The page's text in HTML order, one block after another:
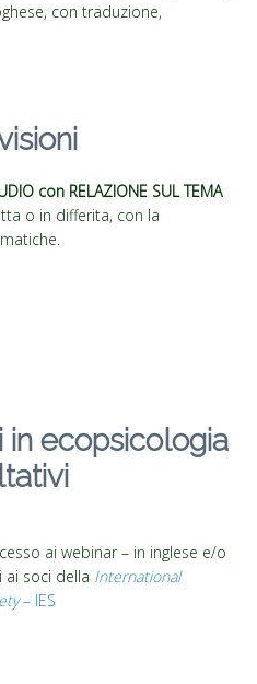
con traduzione,
con RELAZIONE SUL TEMA
o in differita, con la
ecopsicologia
ai webinar – in inglese e/o
ai soci della International
– IES